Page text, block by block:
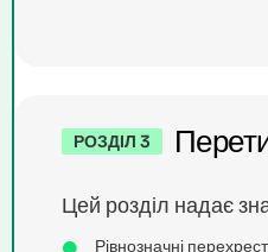
РОЗДІЛ 3
Цей розділ надає
Рівнозначні